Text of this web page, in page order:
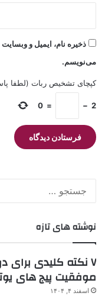
ذخیره نام، ایمیل و
می‌نویسم.
کپچای تشخیص ربات (لطفا
2
−
=
0
نوشته های تازه
۷ نکته کلیدی برای
موفقیت پیج های
اسفند ۴, ۱۴۰۴